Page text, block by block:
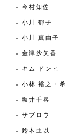
今村知佐
小川 郁子
小川 真由子
金津沙矢香
キム ドンヒ
小林 裕之・希
坂井千尋
サブロウ
鈴木亜以